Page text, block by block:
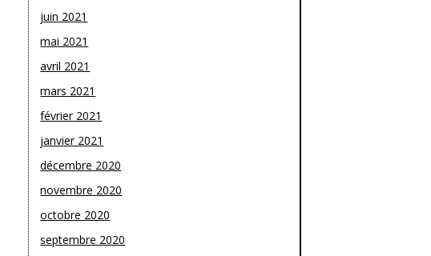
juin 2021
mai 2021
avril 2021
mars 2021
février 2021
janvier 2021
décembre 2020
novembre 2020
octobre 2020
septembre 2020